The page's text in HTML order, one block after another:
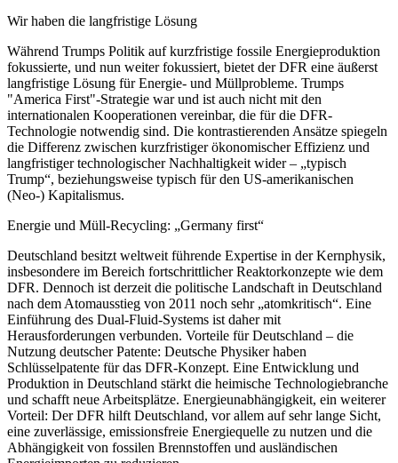
Wir haben die langfristige Lösung
Während Trumps Politik auf kurzfristige fossile Energieproduktion
fokussierte, und nun weiter fokussiert, bietet der DFR eine äußerst
langfristige Lösung für Energie- und Müllprobleme. Trumps
"America First"-Strategie war und ist auch nicht mit den
internationalen Kooperationen vereinbar, die für die DFR-
Technologie notwendig sind. Die kontrastierenden Ansätze spiegeln
die Differenz zwischen kurzfristiger ökonomischer Effizienz und
langfristiger technologischer Nachhaltigkeit wider – „typisch
Trump“, beziehungsweise typisch für den US-amerikanischen
(Neo-) Kapitalismus.
Energie und Müll-Recycling: „Germany first“
Deutschland besitzt weltweit führende Expertise in der Kernphysik,
insbesondere im Bereich fortschrittlicher Reaktorkonzepte wie dem
DFR. Dennoch ist derzeit die politische Landschaft in Deutschland
nach dem Atomausstieg von 2011 noch sehr „atomkritisch“. Eine
Einführung des Dual-Fluid-Systems ist daher mit
Herausforderungen verbunden. Vorteile für Deutschland – die
Nutzung deutscher Patente: Deutsche Physiker haben
Schlüsselpatente für das DFR-Konzept. Eine Entwicklung und
Produktion in Deutschland stärkt die heimische Technologiebranche
und schafft neue Arbeitsplätze. Energieunabhängigkeit, ein weiterer
Vorteil: Der DFR hilft Deutschland, vor allem auf sehr lange Sicht,
eine zuverlässige, emissionsfreie Energiequelle zu nutzen und die
Abhängigkeit von fossilen Brennstoffen und ausländischen